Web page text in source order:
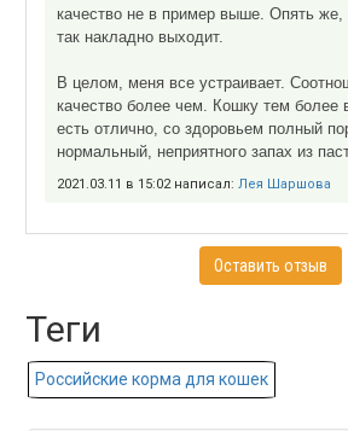
качество не в пример выше. Опять же,
так накладно выходит.
В целом, меня все устраивает.
качество более чем. Кошку тем более
есть отлично, со здоровьем полный
нормальный, неприятного запах из
2021.03.11 в 15:02 написал: Лея Шаршова
Оставить отзыв
Теги
Российские корма для кошек